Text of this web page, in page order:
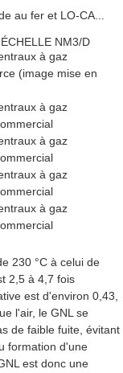
au fer et LO-CA...
NM3/D
230 °C à celui de
2,5 à 4,7 fois
est d'environ 0,43,
l'air, le GNL se
de faible fuite, évitant
formation d'une
est donc une